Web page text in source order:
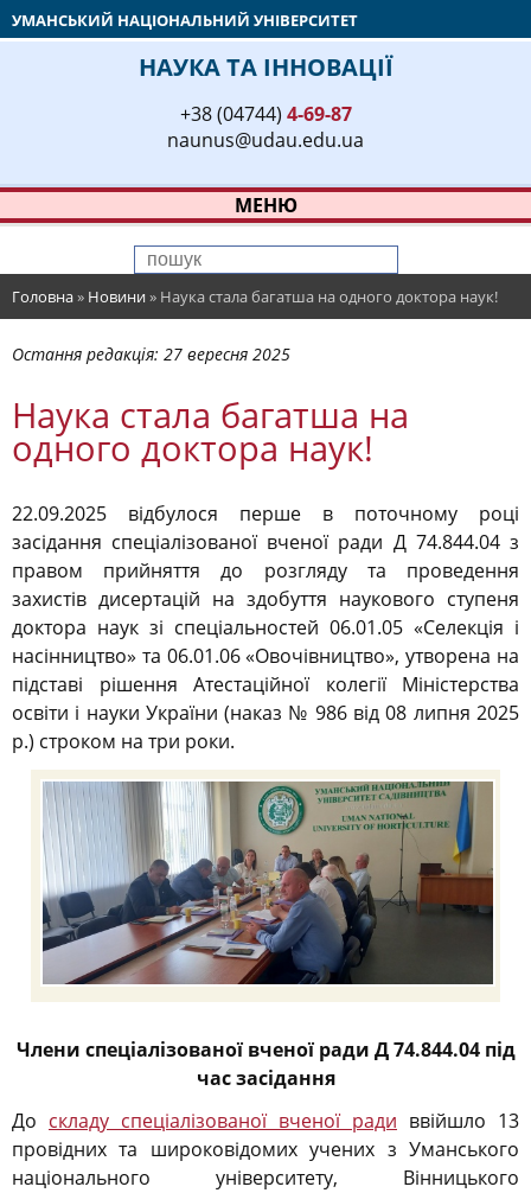
УМАНСЬКИЙ НАЦІОНАЛЬНИЙ УНІВЕРСИТЕТ
НАУКА ТА ІННОВАЦІЇ
+38 (04744) 4-69-87
naunus@udau.edu.ua
МЕНЮ
Головна» Новини» Наука стала багатша на одного доктора наук!
Остання редакція: 27 вересня 2025
Наука стала багатша на
одного доктора наук!
22.09.2025 відбулося перше в поточному році
засідання спеціалізованої вченої ради Д 74.844.04 з
правом прийняття до розгляду та проведення
захистів дисертацій на здобуття наукового ступеня
доктора наук зі спеціальностей 06.01.05 «Селекція і
насінництво» та 06.01.06 «Овочівництво», утворена на
підставі рішення Атестаційної колегії Міністерства
освіти і науки України (наказ № 986 від 08 липня 2025
р.) строком на три роки.
Члени спеціалізованої вченої ради Д 74.844.04 під
час засідання
До складу спеціалізованої вченої ради ввійшло 13
провідних та широковідомих учених з Уманського
національного університету, Вінницького